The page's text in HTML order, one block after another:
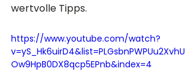
wertvolle Tipps.
https://www.youtube.com/watch?
v=yS_Hk6uirD4&list=PLGsbnPWPUu2XvhU
Ow9HpB0DX8qcp5EPnb&index=4